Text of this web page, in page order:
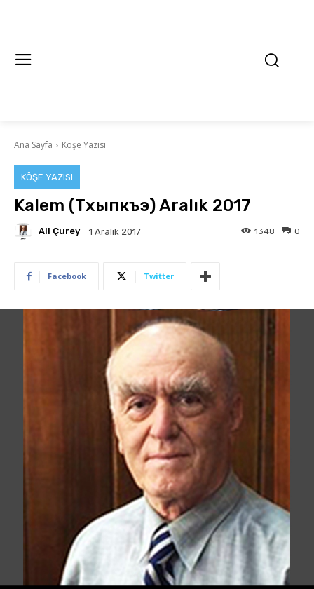
Ana Sayfa Köşe Yazısı
KÖŞE YAZISI
Kalem (Тхыпкъэ) Aralık 2017
Ali Çurey 1 Aralık 2017 0
1348
Facebook Twitter